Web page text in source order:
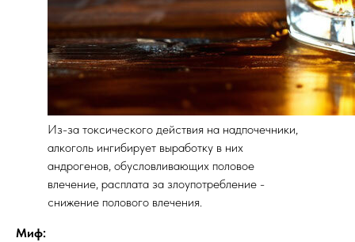
Из-за токсического действия на надпочечники,
алкоголь ингибирует выработку в них
андрогенов, обусловливающих половое
влечение, расплата за злоупотребление -
снижение полового влечения.
Миф: